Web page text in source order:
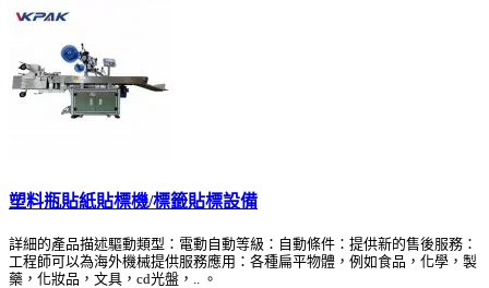
塑料瓶貼紙貼標機/標籤貼標設備
詳細的產品描述驅動類型：電動自動等級：自動條件：提供新的售後服務：
工程師可以為海外機械提供服務應用：各種扁平物體，例如食品，化學，製
藥，化妝品，文具，cd光盤，.. 。